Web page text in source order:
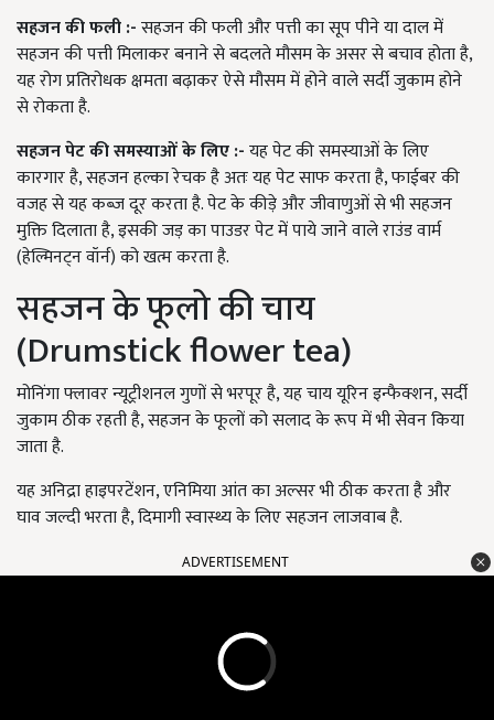
सहजन की फली :-सहजन की फली और पत्ती का सूप पीने या दाल में
सहजन की पत्ती मिलाकर बनाने से बदलते मौसम के असर से बचाव होता है,
यह रोग प्रतिरोधक क्षमता बढ़ाकर ऐसे मौसम में होने वाले सर्दी जुकाम होने
से रोकता है.
सहजन पेट की समस्याओं के लिए :-यह पेट की समस्याओं के लिए
कारगार है, सहजन हल्का रेचक है अतः यह पेट साफ करता है, फाईबर की
वजह से यह कब्ज दूर करता है. पेट के कीड़े और जीवाणुओं से भी सहजन
मुक्ति दिलाता है, इसकी जड़ का पाउडर पेट में पाये जाने वाले राउंड वार्म
(हेल्मिनट्न वॉर्न) को खत्म करता है.
सहजन के फूलो की चाय
(Drumstick flower tea)
मोनिंगा फ्लावर न्यूट्रीशनल गुणों से भरपूर है, यह चाय यूरिन इन्फैक्शन, सर्दी
जुकाम ठीक रहती है, सहजन के फूलों को सलाद के रूप में भी सेवन किया
जाता है.
यह अनिद्रा हाइपरटेंशन, एनिमिया आंत का अल्सर भी ठीक करता है और
घाव जल्दी भरता है, दिमागी स्वास्थ्य के लिए सहजन लाजवाब है.
ADVERTISEMENT